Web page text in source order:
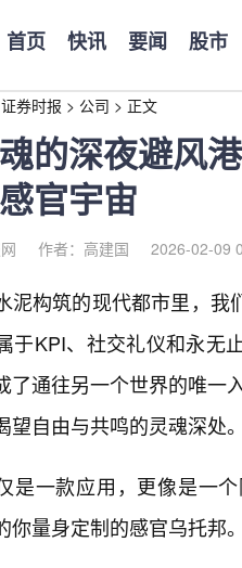
首页 快讯 要闻 股市
证券时报 > 公司 > 正文
的深夜避风
官宇宙
作者：高建国 2026-02-09
泥构筑的现代都市里，我
于KPI、社交礼仪和永无
了通往另一个世界的唯一
望自由与共鸣的灵魂深处
是一款应用，更像是一
你量身定制的感官乌托邦